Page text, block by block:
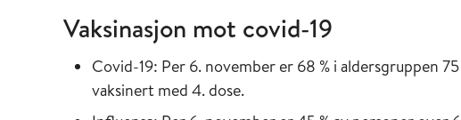
Vaksinasjon mot covid-19
Covid-19: Per 6. november er 68 % i aldersgruppen
vaksinert med 4. dose.